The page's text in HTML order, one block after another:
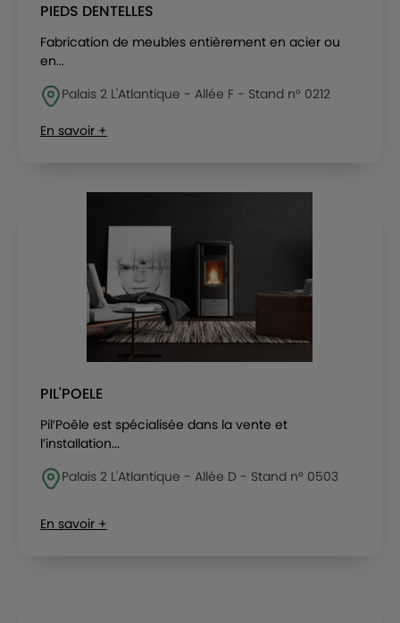
PIEDS DENTELLES
Fabrication de meubles entièrement en acier ou
en...
Palais 2 L'Atlantique - Allée F - Stand n° 0212
En savoir +
PIL'POELE
Pil’Poêle est spécialisée dans la vente et
l’installation...
Palais 2 L'Atlantique - Allée D - Stand n° 0503
En savoir +